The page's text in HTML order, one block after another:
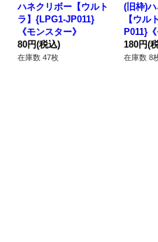
ハネクリボー【ウルト
ラ】{LPG1-JP011}
《モンスター》
80円(税込)
在庫数 47枚
(旧枠)
【ウル
P011}《
180円(
在庫数 8